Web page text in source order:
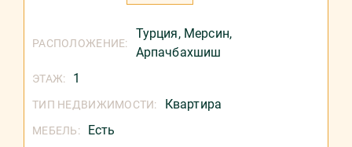
РАСПОЛОЖЕНИЕ:
Турция, Мерсин,
Арпачбахшиш
ЭТАЖ: 1
ТИП НЕДВИЖИМОСТИ: Квартира
МЕБЕЛЬ: Есть